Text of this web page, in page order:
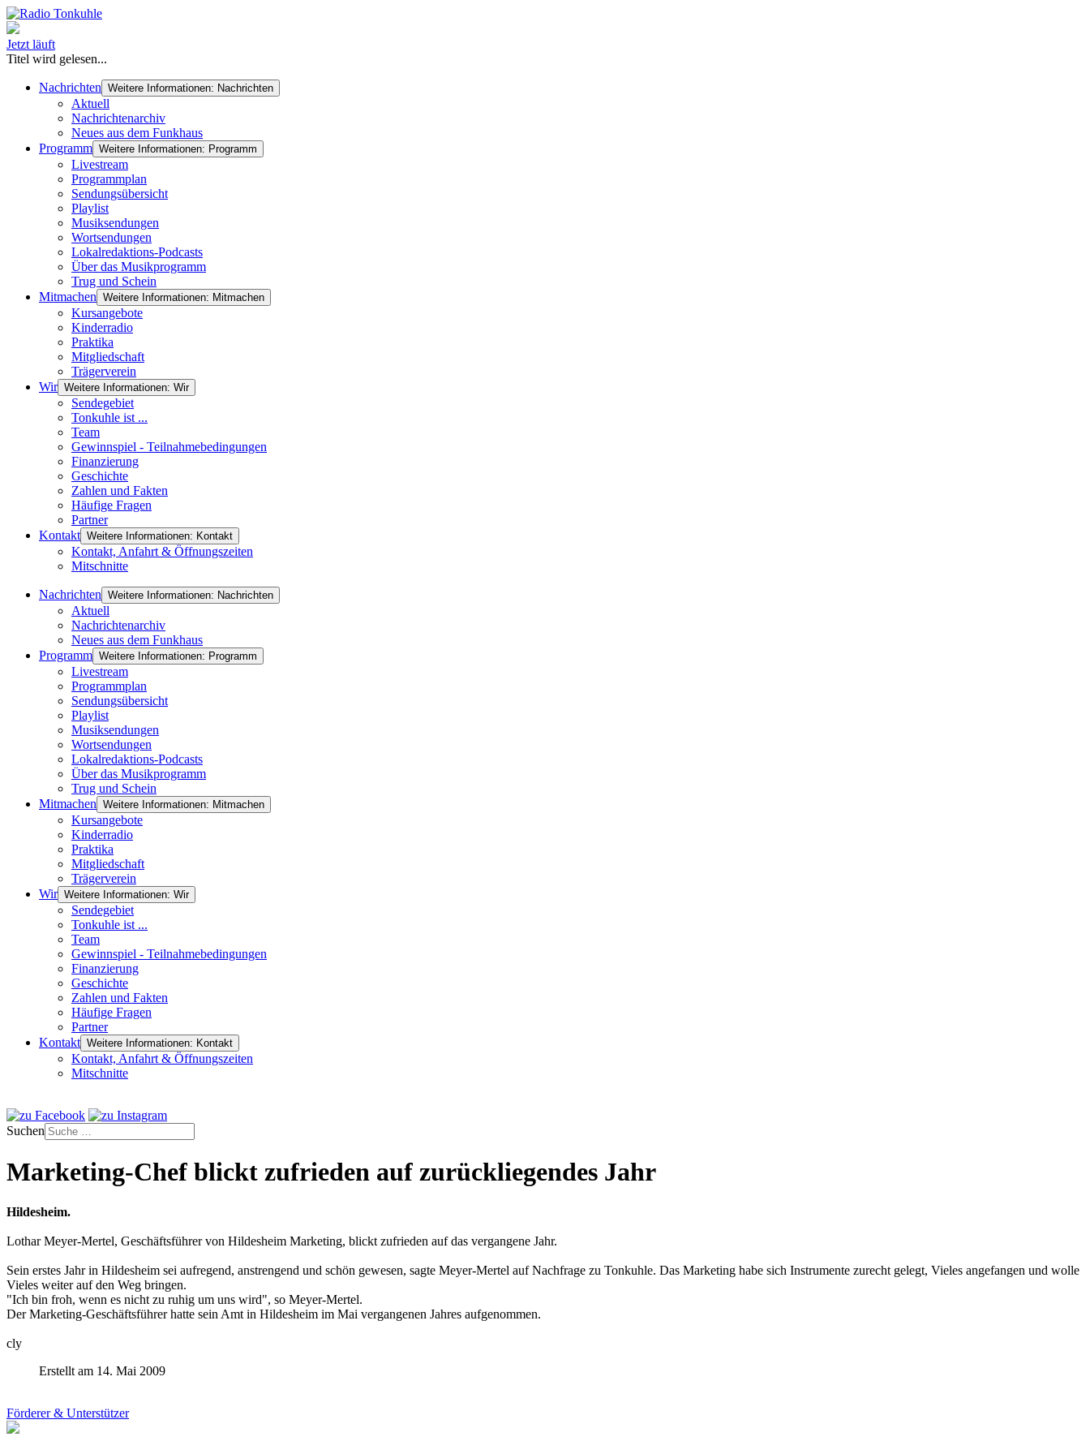
Jetzt läuft
Titel wird gelesen...
Nachrichten Weitere Informationen: Nachrichten
Aktuell
Nachrichtenarchiv
Neues aus dem Funkhaus
Programm Weitere Informationen: Programm
Livestream
Programmplan
Sendungsübersicht
Playlist
Musiksendungen
Wortsendungen
Lokalredaktions-Podcasts
Über das Musikprogramm
Trug und Schein
Mitmachen Weitere Informationen: Mitmachen
Kursangebote
Kinderradio
Praktika
Mitgliedschaft
Trägerverein
Wir Weitere Informationen: Wir
Sendegebiet
Tonkuhle ist ...
Team
Gewinnspiel - Teilnahmebedingungen
Finanzierung
Geschichte
Zahlen und Fakten
Häufige Fragen
Partner
Kontakt Weitere Informationen: Kontakt
Kontakt, Anfahrt & Öffnungszeiten
Mitschnitte
Nachrichten Weitere Informationen: Nachrichten
Aktuell
Nachrichtenarchiv
Neues aus dem Funkhaus
Programm Weitere Informationen: Programm
Livestream
Programmplan
Sendungsübersicht
Playlist
Musiksendungen
Wortsendungen
Lokalredaktions-Podcasts
Über das Musikprogramm
Trug und Schein
Mitmachen Weitere Informationen: Mitmachen
Kursangebote
Kinderradio
Praktika
Mitgliedschaft
Trägerverein
Wir Weitere Informationen: Wir
Sendegebiet
Tonkuhle ist ...
Team
Gewinnspiel - Teilnahmebedingungen
Finanzierung
Geschichte
Zahlen und Fakten
Häufige Fragen
Partner
Kontakt Weitere Informationen: Kontakt
Kontakt, Anfahrt & Öffnungszeiten
Mitschnitte
Suchen
Marketing-Chef blickt zufrieden auf zurückliegendes Jahr
Hildesheim.
Lothar Meyer-Mertel, Geschäftsführer von Hildesheim Marketing, blickt zufrieden auf das vergangene Jahr.
Sein erstes Jahr in Hildesheim sei aufregend, anstrengend und schön gewesen, sagte Meyer-Mertel auf Nachfrage zu Tonkuhle. Das Marketing habe sich Instrumente zurecht gelegt, Vieles angefangen und wolle
Vieles weiter auf den Weg bringen.
"Ich bin froh, wenn es nicht zu ruhig um uns wird", so Meyer-Mertel.
Der Marketing-Geschäftsführer hatte sein Amt in Hildesheim im Mai vergangenen Jahres aufgenommen.
cly
Erstellt am 14. Mai 2009
Förderer & Unterstützer